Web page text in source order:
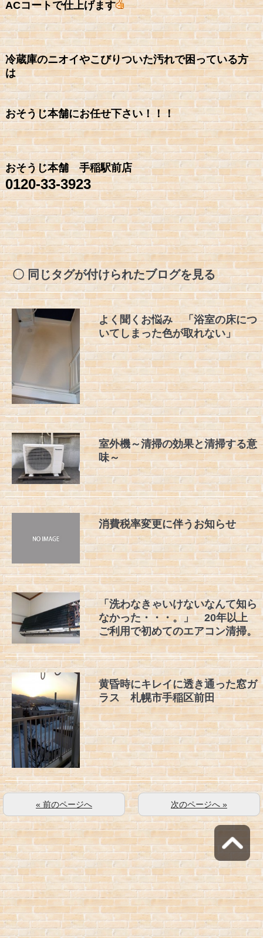
ACコートで仕上げます
冷蔵庫のニオイやこびりついた汚れで困っている方
は
おそうじ本舗にお任せ下さい！！！
おそうじ本舗 手稲駅前店
0120-33-3923
同じタグが付けられたブログを見る
よく聞くお悩み 「浴室の床につ
いてしまった色が取れない」
室外機～清掃の効果と清掃する意
味～
消費税率変更に伴うお知らせ
「洗わなきゃいけないなんて知ら
なかった・・・。」 20年以上
ご利用で初めてのエアコン清掃。
黄昏時にキレイに透き通った窓ガ
ラス 札幌市手稲区前田
次のページへ »
« 前のページへ